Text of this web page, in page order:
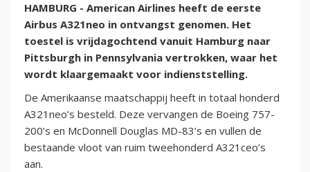
HAMBURG - American Airlines heeft de eerste
Airbus A321neo in ontvangst genomen. Het
toestel is vrijdagochtend vanuit Hamburg naar
Pittsburgh in Pennsylvania vertrokken, waar het
wordt klaargemaakt voor indienststelling.
De Amerikaanse maatschappij heeft in totaal honderd
A321neo’s besteld. Deze vervangen de Boeing 757-
200’s en McDonnell Douglas MD-83’s en vullen de
bestaande vloot van ruim tweehonderd A321ceo’s
aan.